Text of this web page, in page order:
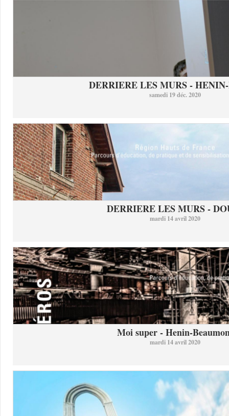
DERRIERE LES MURS -
samedi 19 déc. 2020
DERRIERE LES MURS -
mardi 14 avril 2020
Moi super - Henin-
mardi 14 avril 2020